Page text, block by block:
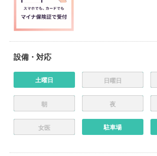
設備・対応
土曜日 日曜日
朝 夜
女医 駐車場